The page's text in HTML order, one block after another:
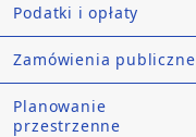
Podatki i opłaty
Zamówienia publiczne
Planowanie
przestrzenne